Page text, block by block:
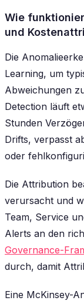
Wie
und
Die
Learning, um
Abweichungen
Detection läuft
Stunden
Drifts, verpasst
oder
Die Attribution
verursacht und
Team, Service
Alerts an den
Governance-
durch, damit
Eine McKinsey-